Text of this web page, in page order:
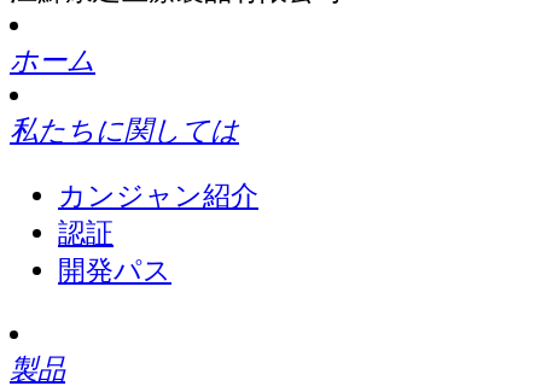
ホーム
私たちに関しては
カンジャン紹介
認証
開発パス
製品